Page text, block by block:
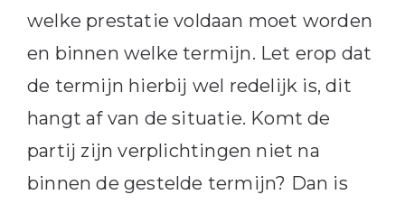
welke prestatie voldaan moet worden
en binnen welke termijn. Let erop dat
de termijn hierbij wel redelijk is, dit
hangt af van de situatie. Komt de
partij zijn verplichtingen niet na
binnen de gestelde termijn? Dan is